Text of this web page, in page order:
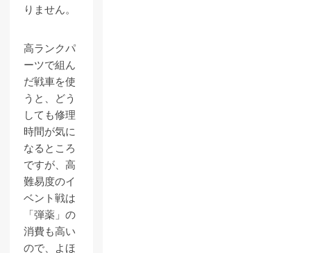
りません。
高ランクパ
ーツで組ん
だ戦車を使
うと、どう
しても修理
時間が気に
なるところ
ですが、高
難易度のイ
ベント戦は
「弾薬」の
消費も高い
ので、よほ